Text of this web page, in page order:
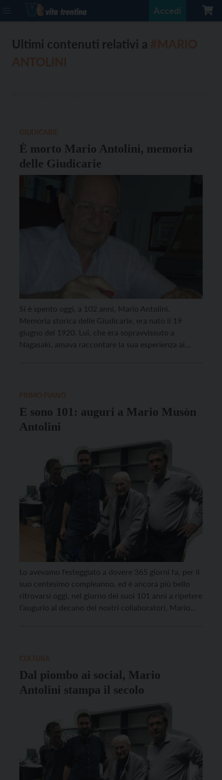
Accedi
Ultimi contenuti relativi a
È morto Mario Antolini, memoria
delle Giudicarie
Si è spento oggi, a 102 anni, Mario Antolini.
Memoria storica delle Giudicarie, era nato il 19
giugno del 1920. Lui, che era sopravvissuto a
Nagasaki, amava raccontare la sua esperienza ai
E sono 101: auguri a Mario Musòn
Antolini
Lo avevamo festeggiato a dovere 365 giorni fa, per il
suo centesimo compleanno, ed è ancora più bello
ritrovarsi oggi, nel giorno dei suoi 101 anni a ripetere
l’augurio al decano dei nostri collaboratori, Mario
Dal piombo ai social, Mario
Antolini stampa il secolo